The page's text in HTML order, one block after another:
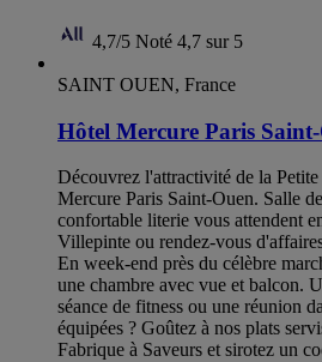
4,7/5 Noté 4,7 sur 5
SAINT OUEN, France
Hôtel Mercure Paris
Découvrez l'attractivité de la
Mercure Paris Saint-Ouen. Salle
confortable literie vous attendent
Villepinte ou rendez-vous
En week-end près du célèbre
une chambre avec vue et balcon.
séance de fitness ou une réunion
équipées ? Goûtez à nos plats
Fabrique à Saveurs et sirotez un